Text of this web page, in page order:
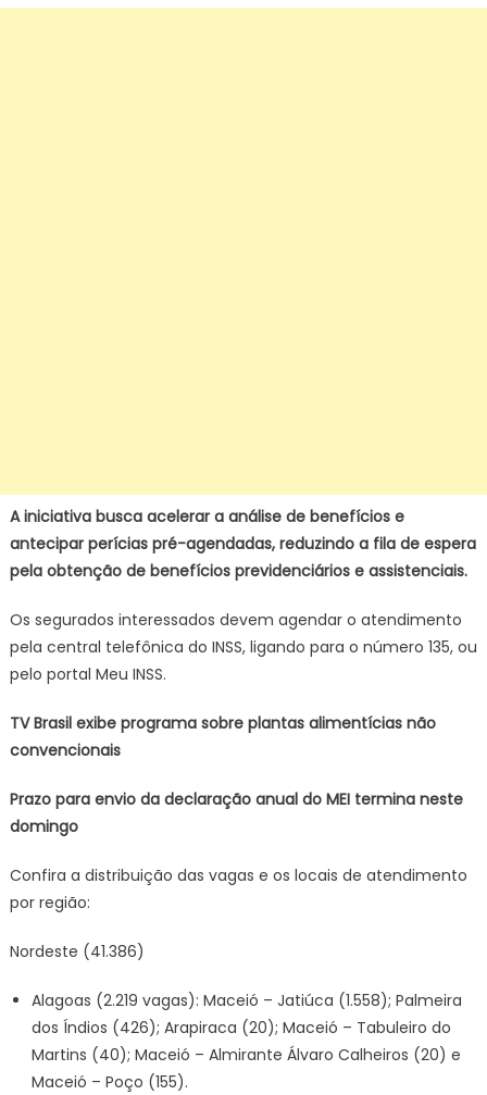
A iniciativa busca acelerar a análise de benefícios e
antecipar perícias pré-agendadas, reduzindo a fila de espera
pela obtenção de benefícios previdenciários e assistenciais.
Os segurados interessados devem agendar o atendimento
pela central telefônica do INSS, ligando para o número 135, ou
pelo portal Meu INSS.
TV Brasil exibe programa sobre plantas alimentícias não
convencionais
Prazo para envio da declaração anual do MEI termina neste
domingo
Confira a distribuição das vagas e os locais de atendimento
por região:
Nordeste (41.386)
Alagoas (2.219 vagas): Maceió – Jatiúca (1.558); Palmeira
dos Índios (426); Arapiraca (20); Maceió – Tabuleiro do
Martins (40); Maceió – Almirante Álvaro Calheiros (20) e
Maceió – Poço (155).